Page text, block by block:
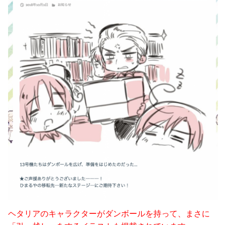
ヘタリアのキャラクターがダンボールを持って、まさに